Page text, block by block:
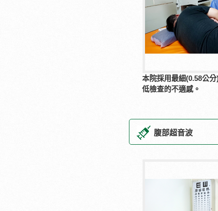
本院採用最細(0.58公
低檢查的不適感。
腹部超音波